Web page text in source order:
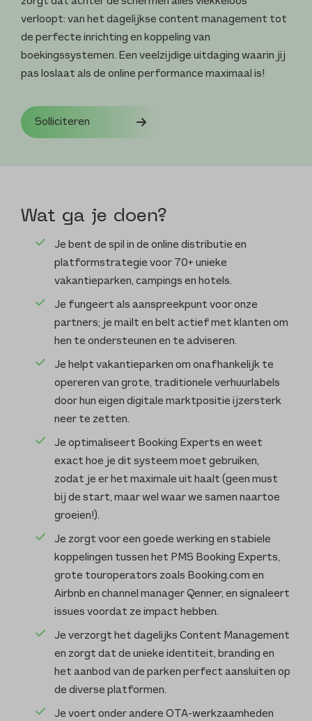
verloopt: van het dagelijkse content management tot
de perfecte inrichting en koppeling van
boekingssystemen. Een veelzijdige uitdaging waarin jij
pas loslaat als de online performance maximaal is!
Solliciteren
Wat ga je doen?
Je bent de spil in de online distributie en
platformstrategie voor 70+ unieke
vakantieparken, campings en hotels.
Je fungeert als aanspreekpunt voor onze
partners; je mailt en belt actief met klanten om
hen te ondersteunen en te adviseren.
Je helpt vakantieparken om onafhankelijk te
opereren van grote, traditionele verhuurlabels
door hun eigen digitale marktpositie ijzersterk
neer te zetten.
Je optimaliseert Booking Experts en weet
exact hoe je dit systeem moet gebruiken,
zodat je er het maximale uit haalt (geen must
bij de start, maar wel waar we samen naartoe
groeien!).
Je zorgt voor een goede werking en stabiele
koppelingen tussen het PMS Booking Experts,
grote touroperators zoals Booking.com en
Airbnb en channel manager Qenner, en signaleert
issues voordat ze impact hebben.
Je verzorgt het dagelijks Content Management
en zorgt dat de unieke identiteit, branding en
het aanbod van de parken perfect aansluiten op
de diverse platformen.
Je voert onder andere OTA-werkzaamheden